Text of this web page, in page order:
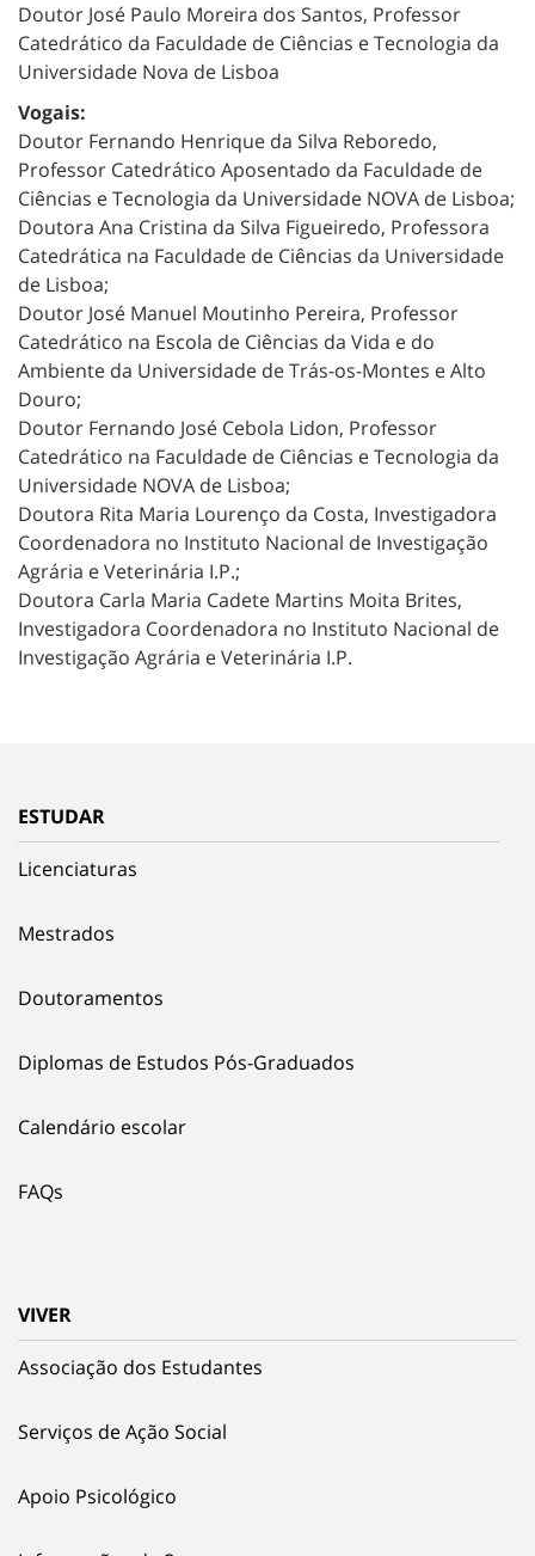
Doutor José Paulo Moreira dos Santos, Professor
Catedrático da Faculdade de Ciências e Tecnologia da
Universidade Nova de Lisboa
Vogais:
Doutor Fernando Henrique da Silva Reboredo,
Professor Catedrático Aposentado da Faculdade de
Ciências e Tecnologia da Universidade NOVA de Lisboa;
Doutora Ana Cristina da Silva Figueiredo, Professora
Catedrática na Faculdade de Ciências da Universidade
de Lisboa;
Doutor José Manuel Moutinho Pereira, Professor
Catedrático na Escola de Ciências da Vida e do
Ambiente da Universidade de Trás-os-Montes e Alto
Douro;
Doutor Fernando José Cebola Lidon, Professor
Catedrático na Faculdade de Ciências e Tecnologia da
Universidade NOVA de Lisboa;
Doutora Rita Maria Lourenço da Costa, Investigadora
Coordenadora no Instituto Nacional de Investigação
Agrária e Veterinária I.P.;
Doutora Carla Maria Cadete Martins Moita Brites,
Investigadora Coordenadora no Instituto Nacional de
Investigação Agrária e Veterinária I.P.
ESTUDAR
Licenciaturas
Mestrados
Doutoramentos
Diplomas de Estudos Pós-Graduados
Calendário escolar
FAQs
VIVER
Associação dos Estudantes
Serviços de Ação Social
Apoio Psicológico